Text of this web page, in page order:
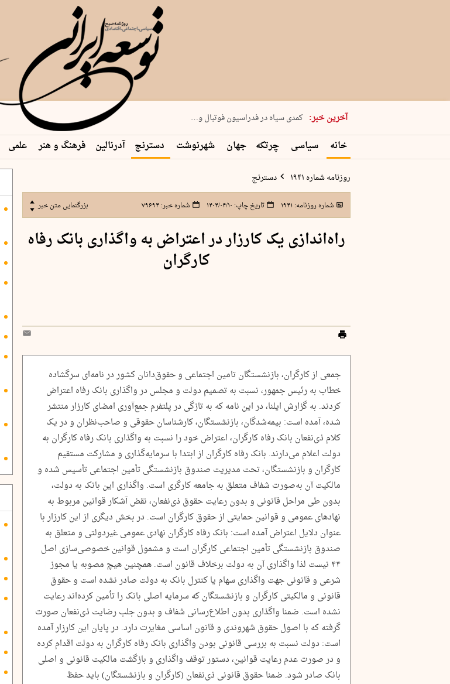
آخرین خبر:
دوشنبه 19 مرداد 1405 شماره 2246
کمدی سیاه در فدراسیون فوتبال و…
بریم ماهیگیری!
جنون در تبریز
راه‌اندازی ۱۵ هزار پایگاه «حامی»…
خانه سیاسی چرتکه جهان شهرنوشت دسترنج آدرنالین فرهنگ و هنر علمی
روزنامه شماره ۱۹۴۱ دسترنج
شماره روزنامه: ۱۹۴۱ تاریخ چاپ: ۱۴۰۴/۰۴/۱۰ شماره خبر:۷۹۶۹۴ بزرگنمایی متن خبر
راه‌اندازی یک کارزار در اعتراض به واگذاری بانک رفاه
کارگران
جمعی از کارگران، بازنشستگان تامین اجتماعی و حقوق‌دانان کشور در نامه‌ای سرگشاده
خطاب به رئیس جمهور، نسبت به تصمیم دولت و مجلس در واگذاری بانک رفاه اعتراض
کردند. به گزارش ایلنا، در این نامه که به تازگی در پلتفرم جمع‌آوری امضای کارزار منتشر
شده، آمده است: بیمه‌شدگان، بازنشستگان، کارشناسان حقوقی و صاحب‌نظران و در یک
کلام ذی‌نفعان بانک رفاه کارگران، اعتراض خود را نسبت به واگذاری بانک رفاه کارگران به
دولت اعلام می‌دارند. بانک رفاه کارگران از ابتدا با سرمایه‌گذاری و مشارکت مستقیم
کارگران و بازنشستگان، تحت مدیریت صندوق بازنشستگی تأمین اجتماعی تأسیس شده و
مالکیت آن به‌صورت شفاف متعلق به جامعه کارگری است. واگذاری این بانک به دولت،
بدون طی مراحل قانونی و بدون رعایت حقوق ذی‌نفعان، نقض آشکار قوانین مربوط به
نهادهای عمومی و قوانین حمایتی از حقوق کارگران است. در بخش دیگری از این کارزار با
عنوان دلایل اعتراض آمده است: بانک رفاه کارگران نهادی عمومی غیردولتی و متعلق به
صندوق بازنشستگی تأمین اجتماعی کارگران است و مشمول قوانین خصوصی‌سازی اصل
۴۴ نیست لذا واگذاری آن به دولت برخلاف قانون است. همچنین هیچ مصوبه یا مجوز
شرعی و قانونی جهت واگذاری سهام یا کنترل بانک به دولت صادر نشده است و حقوق
قانونی و مالکیتی کارگران و بازنشستگان که سرمایه اصلی بانک را تأمین کرده‌اند رعایت
نشده است. ضمنا واگذاری بدون اطلاع‌رسانی شفاف و بدون جلب رضایت ذی‌نفعان صورت
گرفته که با اصول حقوق شهروندی و قانون اساسی مغایرت دارد. در پایان این کارزار آمده
است: دولت نسبت به بررسی قانونی بودن واگذاری بانک رفاه کارگران به دولت اقدام کرده
و در صورت عدم رعایت قوانین، دستور توقف واگذاری و بازگشت مالکیت قانونی و اصلی
بانک صادر شود. ضمنا حقوق قانونی ذی‌نفعان (کارگران و بازنشستگان) باید حفظ